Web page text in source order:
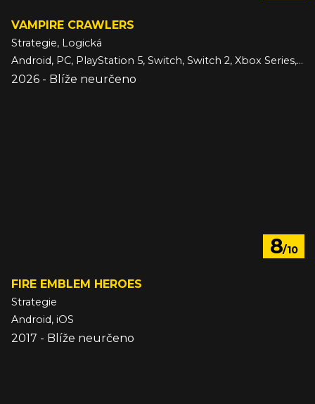
VAMPIRE CRAWLERS
Strategie, Logická
Android, PC, PlayStation 5, Switch, Switch 2, Xbox Series, iOS
2026 - Blíže neurčeno
8/10
FIRE EMBLEM HEROES
Strategie
Android, iOS
2017 - Blíže neurčeno